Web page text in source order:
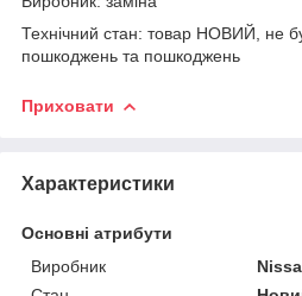
Технічний стан: товар НОВИЙ, не
пошкоджень та пошкоджень
Приховати
Характеристики
Основні атрибути
Виробник